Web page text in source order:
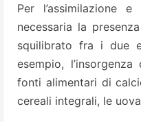
Per l’assimilazione
necessaria la
squilibrato fra i due
esempio,
fonti alimentari di
cereali integrali, le